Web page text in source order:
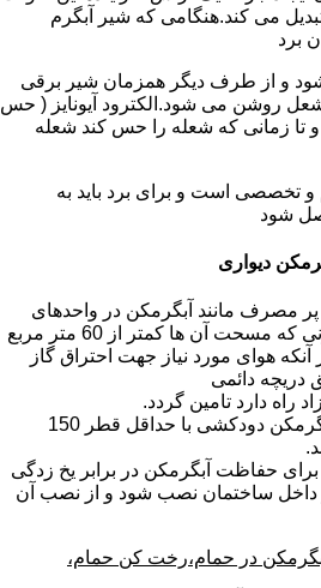
تا 18000 ولت تبدیل می کند.هنگامی که شیر آبگرم
برد
و از طرف دیگر همزمان شیر برقی
روشن می شود.الکترود آیونایز ( حس
و تا زمانی که شعله را حس کند شعله
و تخصصی است و برای برد باید به
شود
دیواری
مصرف مانند آبگرمکن در واحدهای
مسکونی و غیر مسکونی که مسحت آن ها کمتر از 60 متر مربع
هوای مورد نیاز جهت احتراق گاز
دریچه دائمی
راه دارد تامین گردد.
در بالای محل نصب آبگرمکن دودکشی با حداقل قطر 150
حفاظت آبگرمکن در برابر یخ زدگی
داخل ساختمان نصب شود و از نصب آن
در حمام،رخت کن حمام،